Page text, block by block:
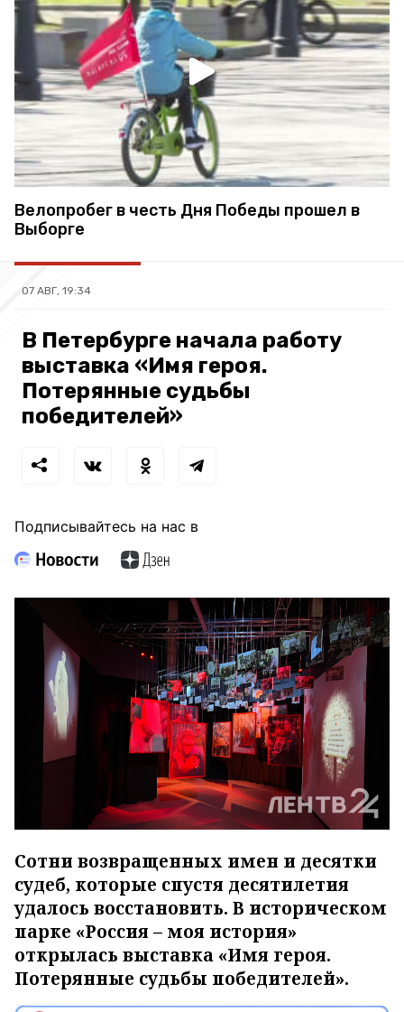
Велопробег в честь Дня Победы прошел в
Выборге
07 АВГ, 19:34
В Петербурге начала работу
выставка «Имя героя.
Потерянные судьбы
победителей»
Подписывайтесь на нас в
Сотни возвращенных имен и десятки
судеб, которые спустя десятилетия
удалось восстановить. В историческом
парке «Россия – моя история»
открылась выставка «Имя героя.
Потерянные судьбы победителей».